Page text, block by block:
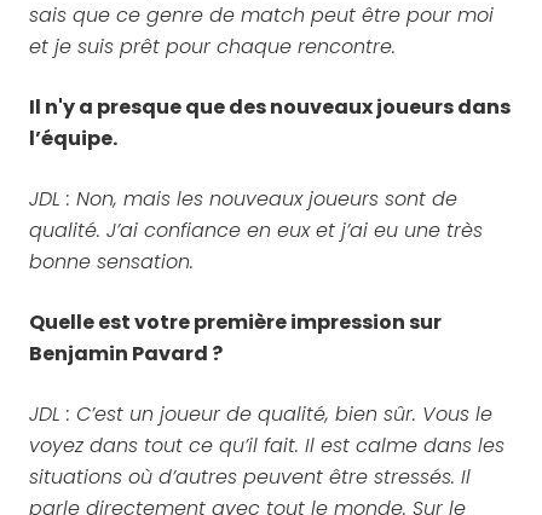
sais que ce genre de match peut être pour moi
et je suis prêt pour chaque rencontre.
Il n'y a presque que des nouveaux joueurs dans
l’équipe.
JDL : Non, mais les nouveaux joueurs sont de
qualité. J’ai confiance en eux et j’ai eu une très
bonne sensation.
Quelle est votre première impression sur
Benjamin Pavard ?
JDL : C’est un joueur de qualité, bien sûr. Vous le
voyez dans tout ce qu’il fait. Il est calme dans les
situations où d’autres peuvent être stressés. Il
parle directement avec tout le monde. Sur le